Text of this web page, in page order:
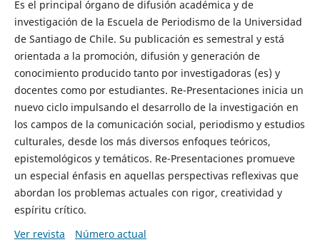
Es el principal órgano de difusión académica y de
investigación de la Escuela de Periodismo de la Universidad
de Santiago de Chile. Su publicación es semestral y está
orientada a la promoción, difusión y generación de
conocimiento producido tanto por investigadoras (es) y
docentes como por estudiantes. Re-Presentaciones inicia un
nuevo ciclo impulsando el desarrollo de la investigación en
los campos de la comunicación social, periodismo y estudios
culturales, desde los más diversos enfoques teóricos,
epistemológicos y temáticos. Re-Presentaciones promueve
un especial énfasis en aquellas perspectivas reflexivas que
abordan los problemas actuales con rigor, creatividad y
espíritu crítico.
Ver revista
Número actual